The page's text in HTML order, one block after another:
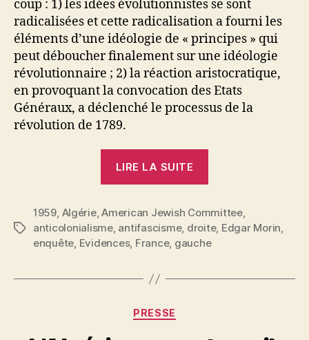
coup : 1) les idées évolutionnistes se sont
radicalisées et cette radicalisation a fourni les
éléments d’une idéologie de « principes » qui
peut déboucher finalement sur une idéologie
révolutionnaire ; 2) la réaction aristocratique,
en provoquant la convocation des Etats
Généraux, a déclenché le processus de la
révolution de 1789.
LIRE LA SUITE
Structures
et
positions
Étiquettes
1959, Algérie,American Jewish Committee,
anticolonialisme, antifascisme, droite, Edgar Morin,
enquête, Evidences, France, gauche
Catégories
PRESSE